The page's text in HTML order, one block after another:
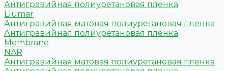
Антигравийная полиуретановая пленка
Llumar
Антигравийная матовая полиуретановая пленка
Антигравийная полиуретановая пленка
Membrane
NAR
Антигравийная матовая полиуретановая пленка